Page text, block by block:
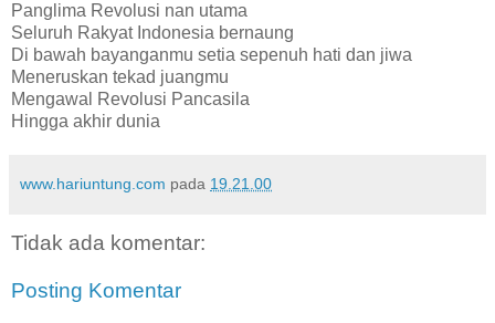
Panglima Revolusi nan utama
Seluruh Rakyat Indonesia bernaung
Di bawah bayanganmu setia sepenuh hati dan jiwa
Meneruskan tekad juangmu
Mengawal Revolusi Pancasila
Hingga akhir dunia
www.hariuntung.com pada 19.21.00
Tidak ada komentar:
Posting Komentar